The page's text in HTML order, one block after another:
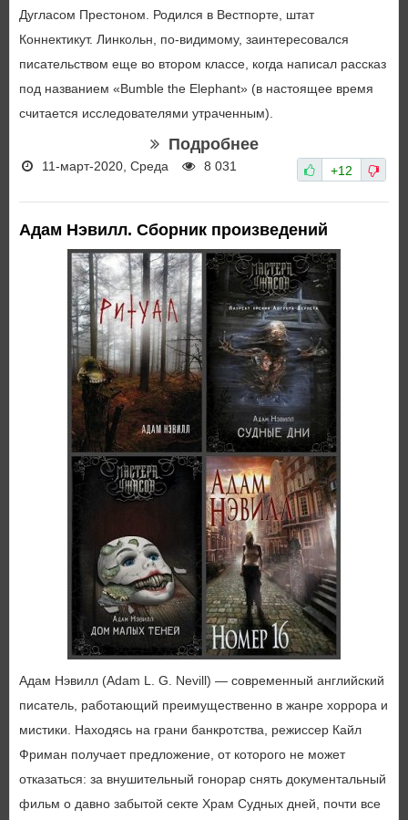
Дугласом Престоном. Родился в Вестпорте, штат
Коннектикут. Линкольн, по-видимому, заинтересовался
писательством еще во втором классе, когда написал рассказ
под названием «Bumble the Elephant» (в настоящее время
считается исследователями утраченным).
Подробнее
11-март-2020, Среда 8 031 +12
Адам Нэвилл. Сборник произведений
Адам Нэвилл (Adam L. G. Nevill) — современный английский
писатель, работающий преимущественно в жанре хоррора и
мистики. Находясь на грани банкротства, режиссер Кайл
Фриман получает предложение, от которого не может
отказаться: за внушительный гонорар снять документальный
фильм о давно забытой секте Храм Судных дней, почти все